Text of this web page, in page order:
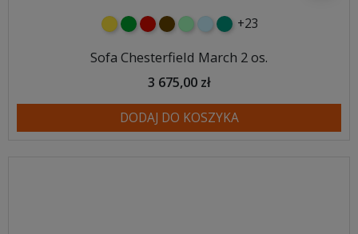
żółtyzielonyczerwony
czekoladowy
miętowybłękitny
turkusowy
+23
Sofa Chesterfield March 2 os.
3 675,00 zł
DODAJ DO KOSZYKA